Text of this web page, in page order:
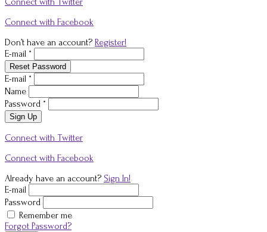
Connect with Facebook
Don’t have an account? Register!
E-mail *
Reset Password
E-mail *
Name
Password *
Sign Up
Connect with Twitter
Connect with Facebook
Already have an account? Sign In!
E-mail
Password
Remember me
Forgot Password?